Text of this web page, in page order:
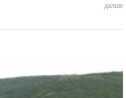
далше